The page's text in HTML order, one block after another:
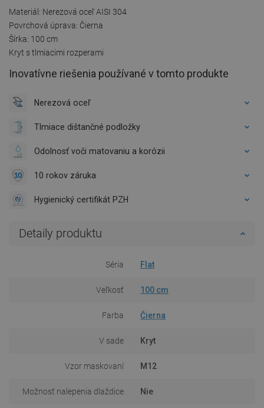
Materiál: Nerezová oceľ AISI 304
Povrchová úprava: Čierna
Šírka: 100 cm
Kryt s tlmiacimi rozperami
Inovatívne riešenia používané v tomto produkte
Nerezová oceľ
Tlmiace dištančné podložky
Odolnosť voči matovaniu a korózii
10 rokov záruka
Hygienický certifikát PZH
Detaily produktu
Séria Flat
Veľkosť 100 cm
Farba Čierna
V sade Kryt
Vzor maskovaní M12
Možnosť nalepenia dlaždice Nie